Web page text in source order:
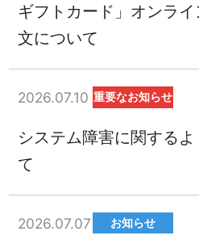
ギフトカード」オンラ
文について
2026.07.10 重要なお知らせ
システム障害に関する
て
2026.07.07 お知らせ